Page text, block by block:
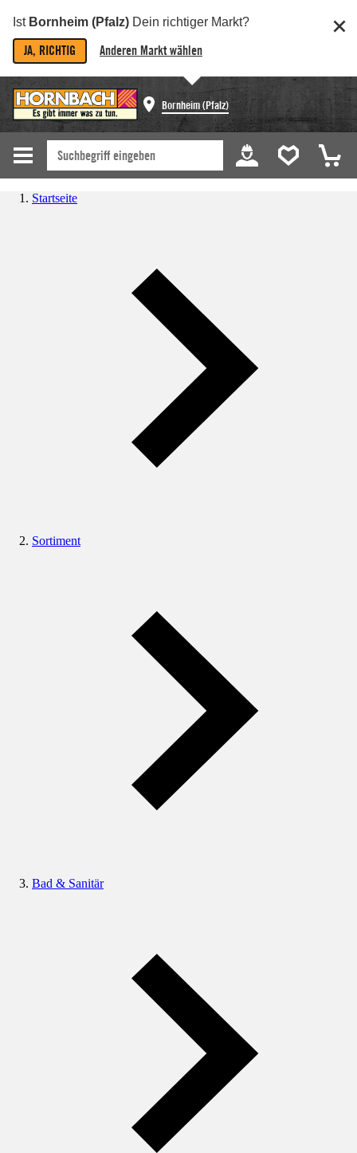
Ist Bornheim (Pfalz) Dein richtiger Markt?
JA, RICHTIG Anderen Markt wählen
Bornheim (Pfalz)
Startseite
Sortiment
Bad & Sanitär